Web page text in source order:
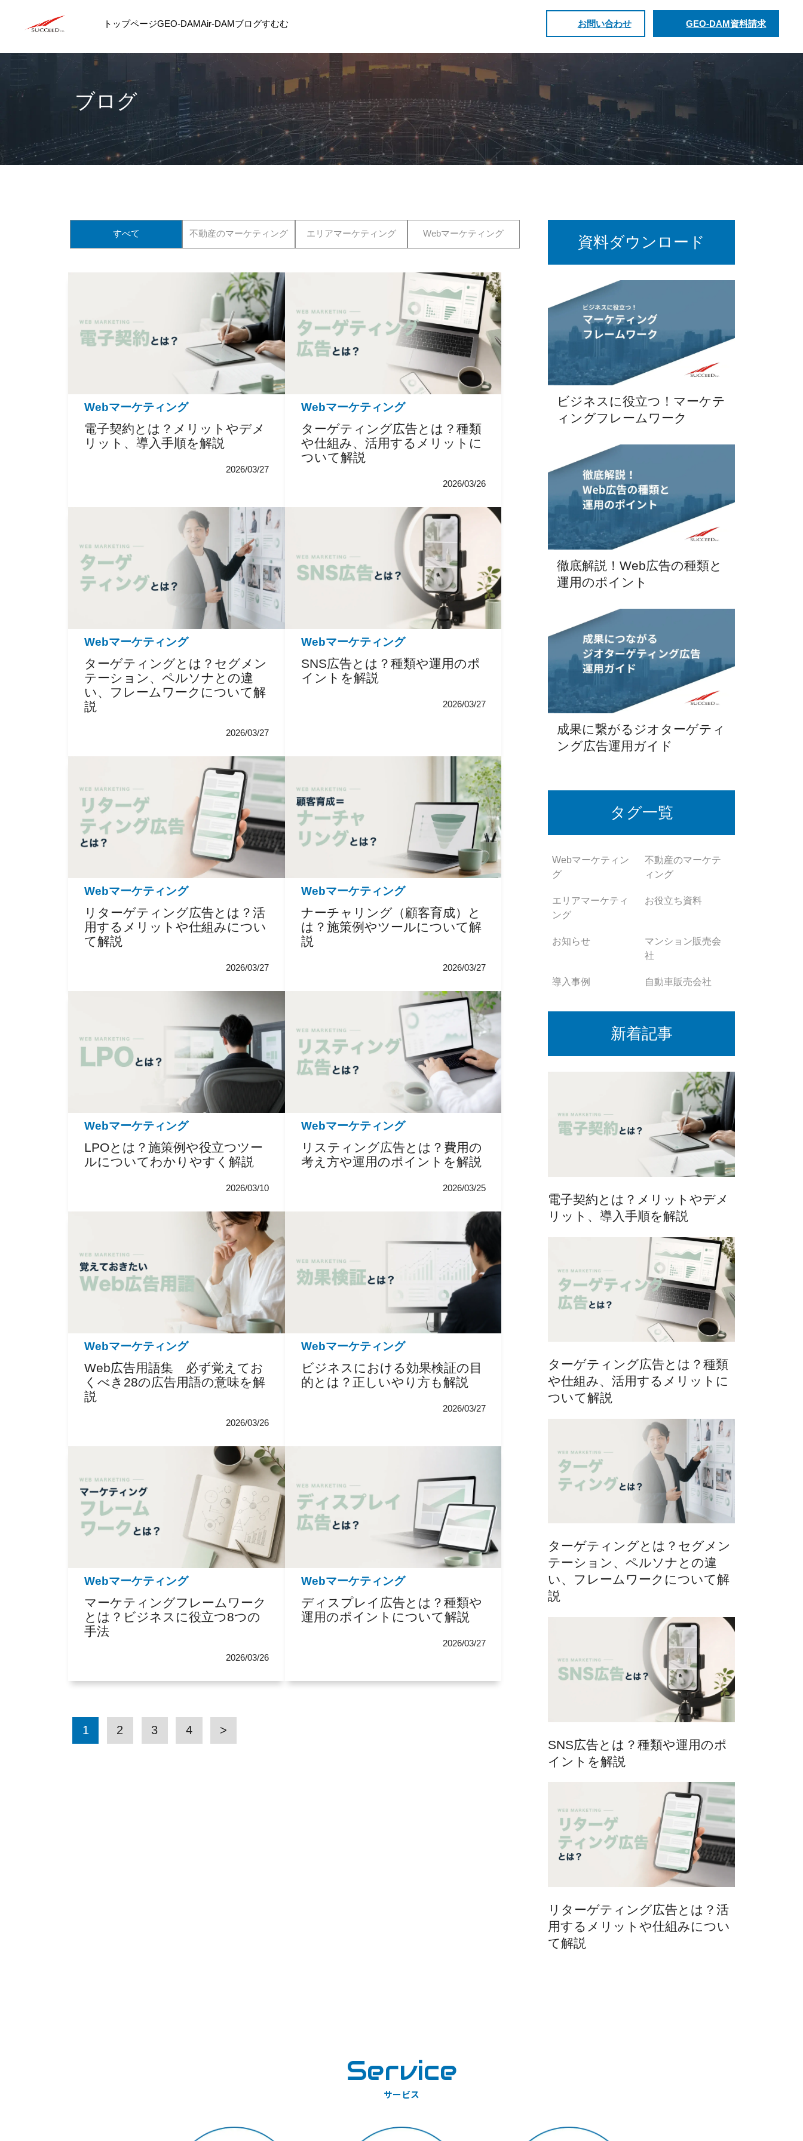
トップページGEO-DAMAir-DAMブログすむむ お問い合わせ GEO-DAM資料請求
ブログ
すべて 不動産のマーケティング エリアマーケティング Webマーケティング
Webマーケティング
電子契約とは？メリットやデメ
リット、導入手順を解説
2026/03/27
Webマーケティング
ターゲティング広告とは？種類
や仕組み、活用するメリットに
ついて解説
2026/03/26
Webマーケティング
ターゲティングとは？セグメン
テーション、ペルソナとの違
い、フレームワークについて解
説
2026/03/27
Webマーケティング
SNS広告とは？種類や運用のポ
イントを解説
2026/03/27
Webマーケティング
リターゲティング広告とは？活
用するメリットや仕組みについ
て解説
2026/03/27
Webマーケティング
ナーチャリング（顧客育成）と
は？施策例やツールについて解
説
2026/03/27
Webマーケティング
LPOとは？施策例や役立つツー
ルについてわかりやすく解説
2026/03/10
Webマーケティング
リスティング広告とは？費用の
考え方や運用のポイントを解説
2026/03/25
Webマーケティング
Web広告用語集 必ず覚えてお
くべき28の広告用語の意味を解
説
2026/03/26
Webマーケティング
ビジネスにおける効果検証の目
的とは？正しいやり方も解説
2026/03/27
Webマーケティング
マーケティングフレームワーク
とは？ビジネスに役立つ8つの
手法
2026/03/26
Webマーケティング
ディスプレイ広告とは？種類や
運用のポイントについて解説
2026/03/27
1 2 3 4 >
資料ダウンロード
ビジネスに役立つ！マーケテ
ィングフレームワーク
徹底解説！Web広告の種類と
運用のポイント
成果に繋がるジオターゲティ
ング広告運用ガイド
タグ一覧
Webマーケティン
グ
不動産のマーケテ
ィング
エリアマーケティ
ング
お役立ち資料
お知らせ
マンション販売会
社
導入事例 自動車販売会社
新着記事
電子契約とは？メリットやデメ
リット、導入手順を解説
ターゲティング広告とは？種類
や仕組み、活用するメリットに
ついて解説
ターゲティングとは？セグメン
テーション、ペルソナとの違
い、フレームワークについて解
説
SNS広告とは？種類や運用のポ
イントを解説
リターゲティング広告とは？活
用するメリットや仕組みについ
て解説
Service
サービス